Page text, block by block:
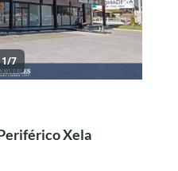
1/7
Xela